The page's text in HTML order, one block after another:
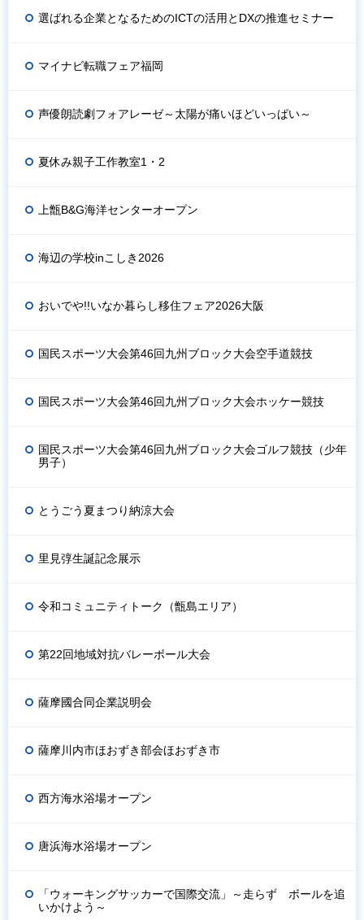
選ばれる企業となるためのICTの活用とDXの推進セミナー
マイナビ転職フェア福岡
声優朗読劇フォアレーゼ～太陽が痛いほどいっぱい～
夏休み親子工作教室1・2
上甑B&G海洋センターオープン
海辺の学校inこしき2026
おいでや!!いなか暮らし移住フェア2026大阪
国民スポーツ大会第46回九州ブロック大会空手道競技
国民スポーツ大会第46回九州ブロック大会ホッケー競技
国民スポーツ大会第46回九州ブロック大会ゴルフ競技（少年
男子）
とうごう夏まつり納涼大会
里見弴生誕記念展示
令和コミュニティトーク（甑島エリア）
第22回地域対抗バレーボール大会
薩摩國合同企業説明会
薩摩川内市ほおずき部会ほおずき市
西方海水浴場オープン
唐浜海水浴場オープン
「ウォーキングサッカーで国際交流」～走らず ボールを追
いかけよう～